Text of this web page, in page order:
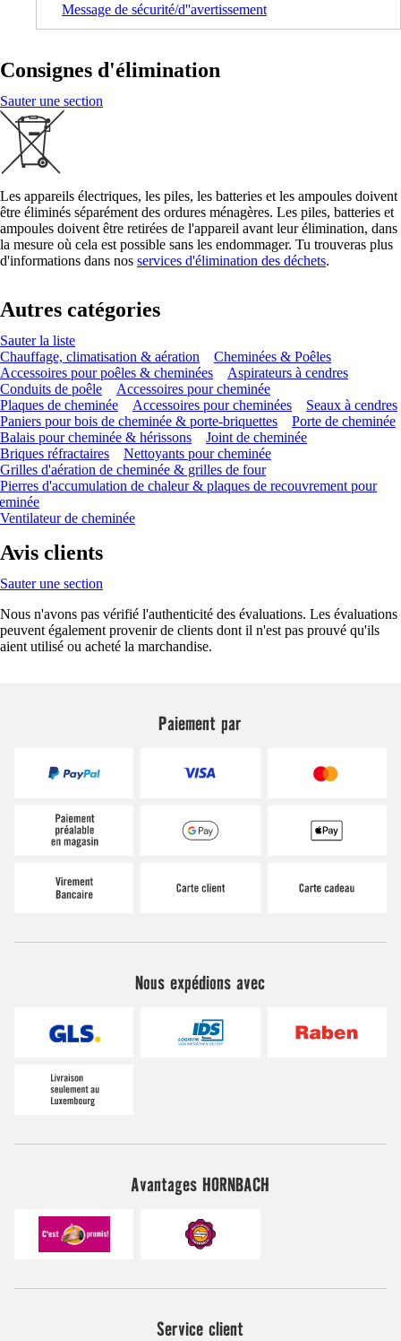
Message de sécurité/d''avertissement
Consignes d'élimination
Sauter une section
Les appareils électriques, les piles, les batteries et les ampoules doivent
être éliminés séparément des ordures ménagères. Les piles, batteries et
ampoules doivent être retirées de l'appareil avant leur élimination, dans
la mesure où cela est possible sans les endommager. Tu trouveras plus
d'informations dans nos services d'élimination des déchets.
Autres catégories
Sauter la liste
Chauffage, climatisation & aération
Cheminées & Poêles
Accessoires pour poêles & cheminées
Aspirateurs à cendres
Conduits de poêle
Accessoires pour cheminée
Plaques de cheminée
Accessoires pour cheminées
Seaux à cendres
Paniers pour bois de cheminée & porte-briquettes
Porte de cheminée
Balais pour cheminée & hérissons
Joint de cheminée
Briques réfractaires
Nettoyants pour cheminée
Grilles d'aération de cheminée & grilles de four
Pierres d'accumulation de chaleur & plaques de recouvrement pour
Ventilateur de cheminée
Avis clients
Sauter une section
Nous n'avons pas vérifié l'authenticité des évaluations. Les évaluations
peuvent également provenir de clients dont il n'est pas prouvé qu'ils
aient utilisé ou acheté la marchandise.
Paiement par
Nous expédions avec
Avantages HORNBACH
Service client